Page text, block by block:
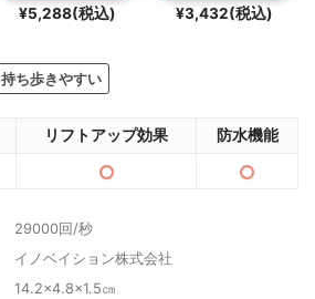
¥5,288(税込) ¥3,432(税込)
持ち歩きやすい
リフトアップ効果 防水機能
29000回/秒
イノベイション株式会社
14.2×4.8×1.5㎝